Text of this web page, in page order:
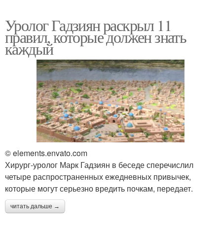
Уролог Гадзиян раскрыл 11
правил, которые должен знать
каждый
© elements.envato.com
Хирург-уролог Марк Гадзиян в беседе сперечислил
четыре распространенных ежедневных привычек,
которые могут серьезно вредить почкам, передает.
читать дальше →